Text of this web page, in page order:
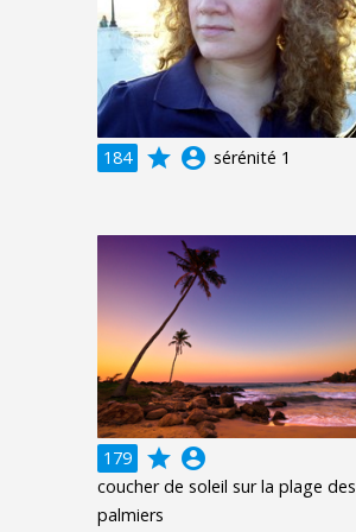
184 grade account_circle sérénité 1
179
grade account_circle
coucher de soleil sur la plage des
palmiers